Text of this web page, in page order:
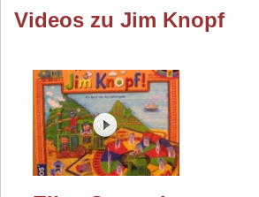
Videos zu Jim Knopf